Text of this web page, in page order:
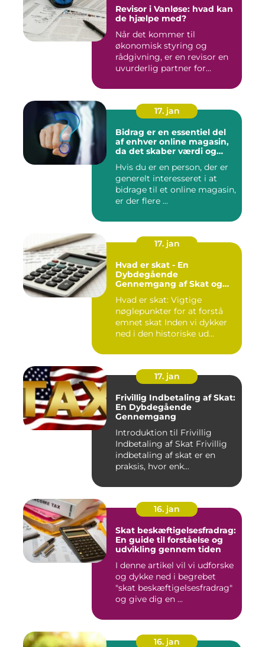
Revisor i Vanløse: hvad kan
de hjælpe med?
Når det kommer til
økonomisk styring og
rådgivning, er en revisor en
uvurderlig partner for
17. jan
Bidrag er en essentiel del
af enhver online magasin,
da det skaber værdi og
engagerer læsere og
bidragsydere
Hvis du er en person, der er
generelt interesseret i at
bidrage til et online magasin,
er der flere ...
17. jan
Hvad er skat - En
Dybdegående
Gennemgang af Skat og
Tid
Hvad er skat: Vigtige
nøglepunkter for at forstå
emnet skat Inden vi dykker
ned i den historiske ud...
17. jan
Frivillig Indbetaling af Skat:
En Dybdegående
Gennemgang
Introduktion til Frivillig
Indbetaling af Skat Frivillig
indbetaling af skat er en
praksis, hvor enk...
16. jan
Skat beskæftigelsesfradrag:
En guide til forståelse og
udvikling gennem tiden
I denne artikel vil vi udforske
og dykke ned i begrebet
"skat beskæftigelsesfradrag"
og give dig en ...
16. jan